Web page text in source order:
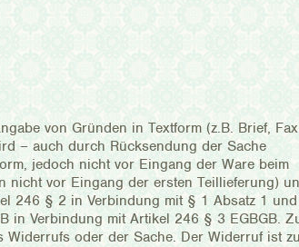
von Gründen in Textform (z.B. Brief,
– auch durch Rücksendung der Sache
jedoch nicht vor Eingang der Ware beim
nicht vor Eingang der ersten Teillieferung)
246 § 2 in Verbindung mit § 1 Absatz 1
in Verbindung mit Artikel 246 § 3 EGBGB.
oder der Sache. Der Widerruf ist